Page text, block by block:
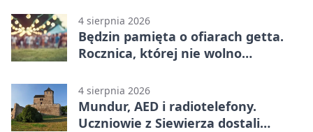
4 sierpnia 2026
Będzin pamięta o ofiarach getta.
Rocznica, której nie wolno
4 sierpnia 2026
Mundur, AED i radiotelefony.
Uczniowie z Siewierza dostali